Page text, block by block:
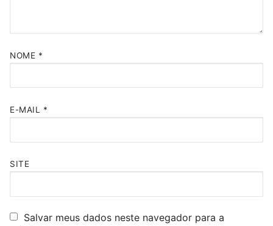
NOME *
E-MAIL *
SITE
Salvar meus dados neste navegador para a